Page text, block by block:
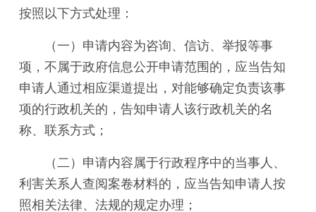
按照以下方式处理：
（一）申请内容为咨询、信访、举报等事
项，不属于政府信息公开申请范围的，应当告知
申请人通过相应渠道提出，对能够确定负责该事
项的行政机关的，告知申请人该行政机关的名
称、联系方式；
（二）申请内容属于行政程序中的当事人、
利害关系人查阅案卷材料的，应当告知申请人按
照相关法律、法规的规定办理；